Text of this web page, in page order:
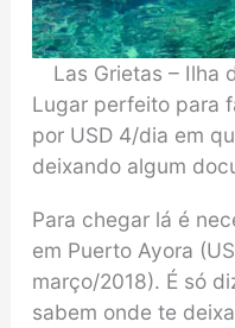
Las Grietas – Ilha
Lugar perfeito para
por USD 4/dia em
deixando algum
Para chegar lá é
em Puerto Ayora
março/2018). É só
sabem onde te